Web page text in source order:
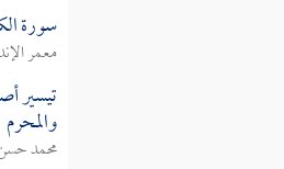
سورة
معمر
تيسير
والمحرم
محمد